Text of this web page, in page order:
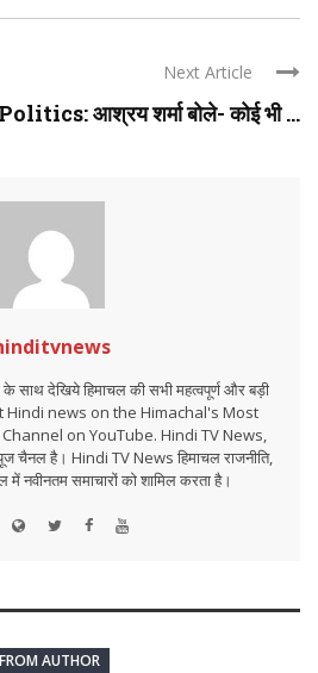
Next Article
आश्रय शर्मा बोले- कोई भी ...
देखिये हिमाचल की सभी महत्वपूर्ण और बड़ी
news on the Himachal's Most
on YouTube. Hindi TV News,
चैनल है। Hindi TV News हिमाचल राजनीति,
में नवीनतम समाचारों को शामिल करता है।
AUTHOR